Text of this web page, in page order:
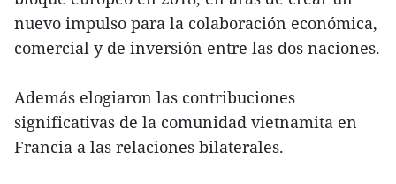
nuevo impulso para la colaboración económica,
comercial y de inversión entre las dos naciones.
Además elogiaron las contribuciones
significativas de la comunidad vietnamita en
Francia a las relaciones bilaterales.